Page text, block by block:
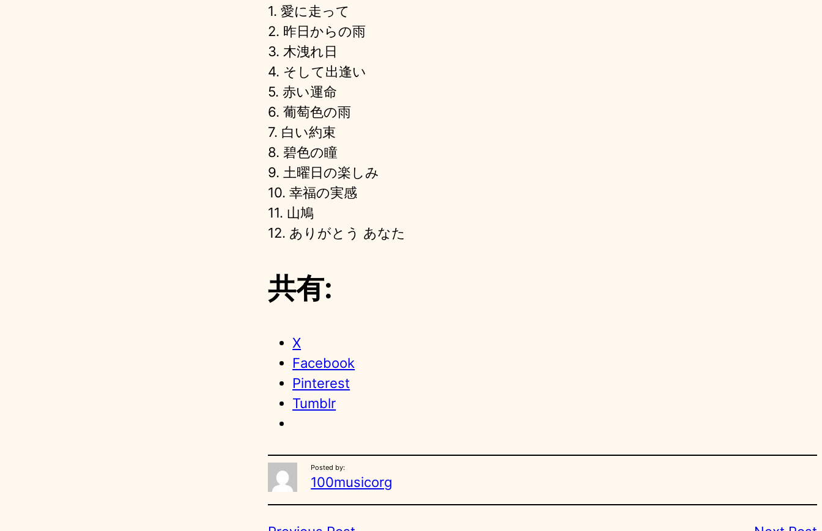
1. 愛に走って
2. 昨日からの雨
3. 木洩れ日
4. そして出逢い
5. 赤い運命
6. 葡萄色の雨
7. 白い約束
8. 碧色の瞳
9. 土曜日の楽しみ
10. 幸福の実感
11. 山鳩
12. ありがとう あなた
共有:
X
Facebook
Pinterest
Tumblr
Posted by:
100musicorg